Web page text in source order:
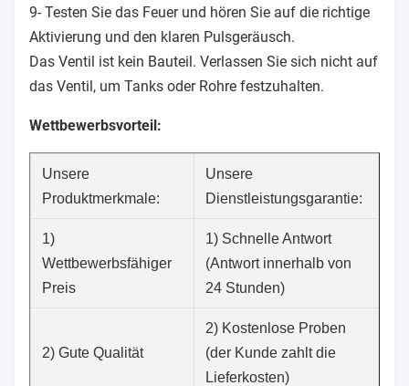
9- Testen Sie das Feuer und hören Sie auf die richtige
Aktivierung und den klaren Pulsgeräusch.
Das Ventil ist kein Bauteil. Verlassen Sie sich nicht auf
das Ventil, um Tanks oder Rohre festzuhalten.
Wettbewerbsvorteil:
Unsere
Produktmerkmale:
Unsere
Dienstleistungsgarantie:
1)
Wettbewerbsfähiger
Preis
1) Schnelle Antwort
(Antwort innerhalb von
24 Stunden)
2) Gute Qualität
2) Kostenlose Proben
(der Kunde zahlt die
Lieferkosten)